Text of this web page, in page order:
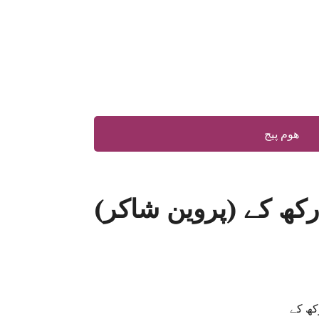
ھوم پیج
کے (پروین شاکر)
کے